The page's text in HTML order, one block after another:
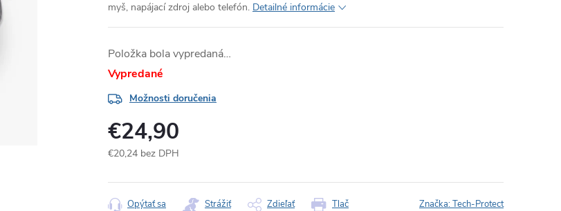
myš, napájací zdroj alebo telefón. Detailné informácie
Položka bola vypredaná…
Vypredané
Možnosti doručenia
€24,90
€20,24 bez DPH
cena:
Tlač
Opýtať sa Strážiť Zdieľať Značka:Tech-Protect